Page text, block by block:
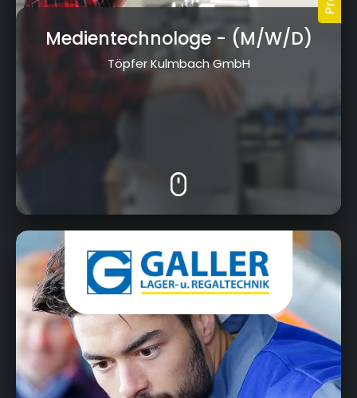
Medientechnologe- (M/W/D)
Töpfer Kulmbach GmbH
Robert-Galler-Strasse 1, 95326 Kulmbach